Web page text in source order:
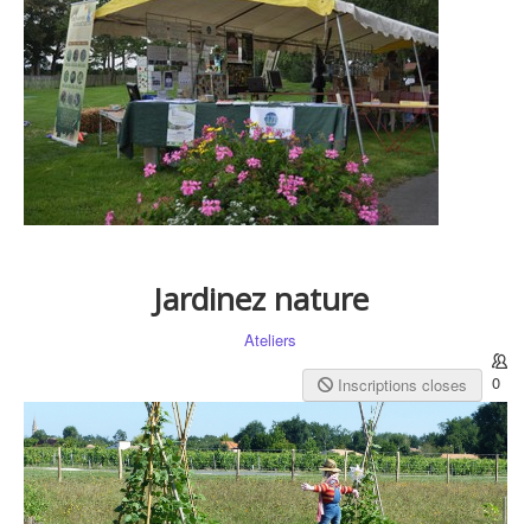
Jardinez nature
Ateliers
Inscriptions closes
0